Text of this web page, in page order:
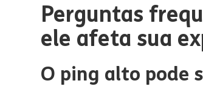
Perguntas
ele afeta sua
O ping alto pode